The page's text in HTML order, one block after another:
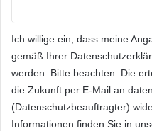
t
e
n
Ich willige ein, dass meine
gemäß Ihrer
werden. Bitte beachten: Die
die Zukunft per E-Mail an
(Datenschutzbeauftragter)
Informationen finden Sie in